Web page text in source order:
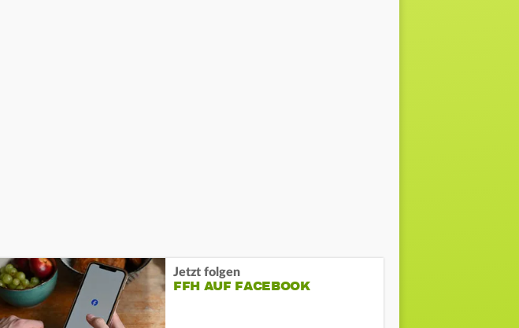
Jetzt folgen
FFH AUF FACEBOOK